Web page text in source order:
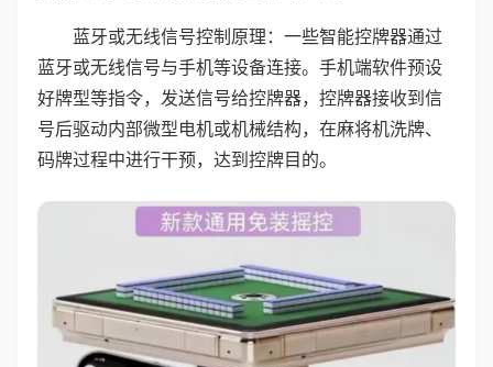
蓝牙或无线信号控制原理：一些智能控牌器通过
蓝牙或无线信号与手机等设备连接。手机端软件预设
好牌型等指令，发送信号给控牌器，控牌器接收到信
号后驱动内部微型电机或机械结构，在麻将机洗牌、
码牌过程中进行干预，达到控牌目的。